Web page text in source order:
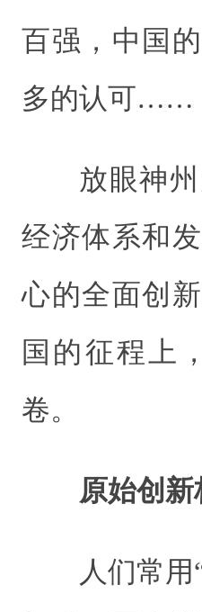
百强，中国
多的认可……
放眼神
经济体系和
心的全面创
国的征程上
卷。
原始创
人们常